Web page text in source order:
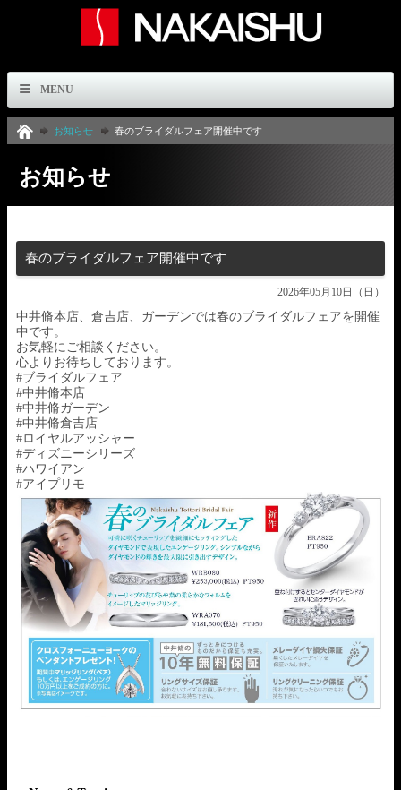
MENU
お知らせ 春のブライダルフェア開催中です
お知らせ
春のブライダルフェア開催中です
2026年05月10日（日）
中井脩本店、倉吉店、ガーデンでは春のブライダルフェアを開催
中です。
お気軽にご相談ください。
心よりお待ちしております。
#ブライダルフェア
#中井脩本店
#中井脩ガーデン
#中井脩倉吉店
#ロイヤルアッシャー
#ディズニーシリーズ
#ハワイアン
#アイプリモ